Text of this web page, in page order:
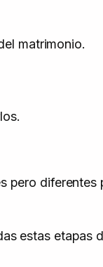
matrimonio.
pero diferentes
estas etapas